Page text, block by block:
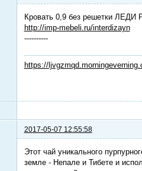
Кровать 0,9 без решетки ЛЕДИ
http://imp-mebeli.ru/interdizayn
----------
https://
2017-05-07 12:55:58
Этот чай уникального
земле - Непале и Тибете и